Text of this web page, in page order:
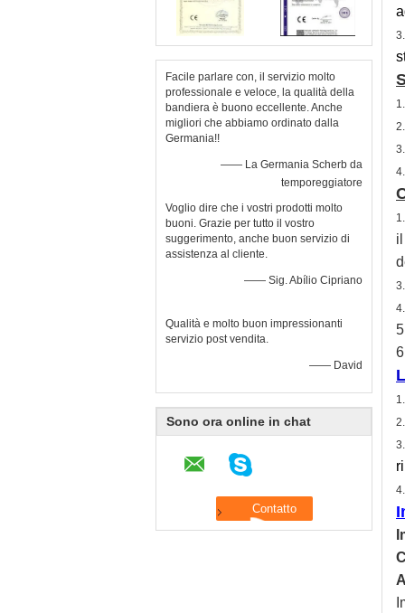
Facile parlare con, il servizio molto
professionale e veloce, la qualità della
bandiera è buono eccellente. Anche
migliori che abbiamo ordinato dalla
Germania!!
—— La Germania Scherb da
temporeggiatore
Voglio dire che i vostri prodotti molto
buoni. Grazie per tutto il vostro
suggerimento, anche buon servizio di
assistenza al cliente.
—— Sig. Abílio Cipriano
Qualità e molto buon impressionanti
servizio post vendita.
—— David
Sono ora online in chat